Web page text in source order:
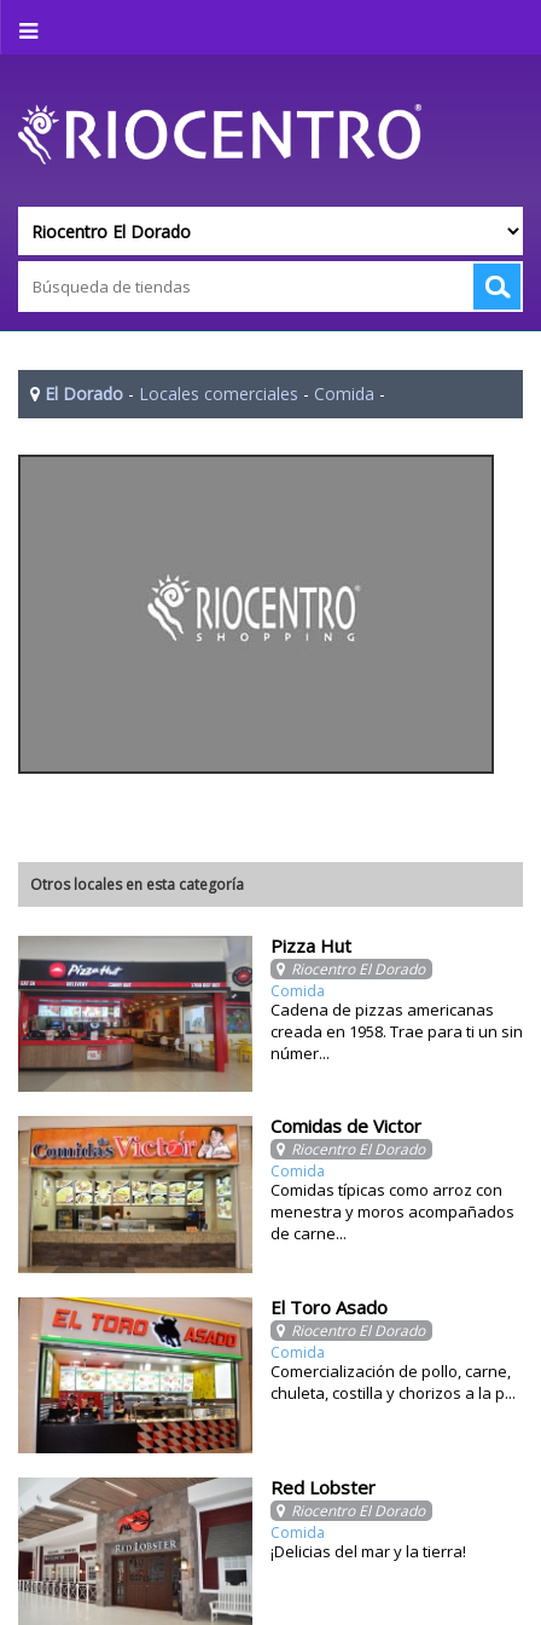
El Dorado - Locales comerciales - Comida -
Otros locales en esta categoría
Pizza Hut
Riocentro El Dorado
Comida
Cadena de pizzas americanas
creada en 1958. Trae para ti un sin
númer...
Comidas de Victor
Riocentro El Dorado
Comida
Comidas típicas como arroz con
menestra y moros acompañados
de carne...
El Toro Asado
Riocentro El Dorado
Comida
Comercialización de pollo, carne,
chuleta, costilla y chorizos a la p...
Red Lobster
Riocentro El Dorado
Comida
¡Delicias del mar y la tierra!